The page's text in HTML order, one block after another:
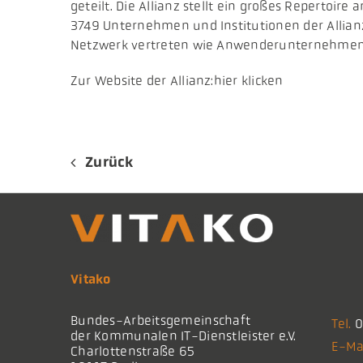
geteilt. Die Allianz stellt ein großes Repertoire
3749 Unternehmen und Institutionen der
Netzwerk vertreten wie
Zur Website der Allianz:hier klicken
Zurück
Vitako
Bundes-Arbeitsgemeinschaft
der Kommunalen IT-Dienstleister e.V.
Charlottenstraße 65
Tel.
E-